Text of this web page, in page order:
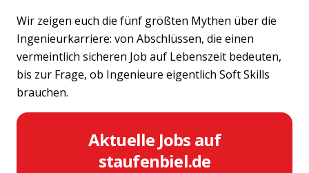
Wir zeigen euch die fünf größten Mythen über die
Ingenieurkarriere: von Abschlüssen, die einen
vermeintlich sicheren Job auf Lebenszeit bedeuten,
bis zur Frage, ob Ingenieure eigentlich Soft Skills
brauchen.
Aktuelle Jobs auf
staufenbiel.de